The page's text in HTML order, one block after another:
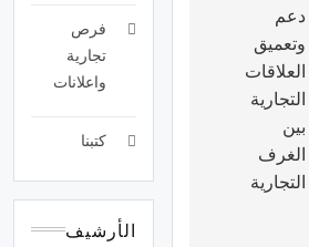
دعم
وتعميق
العلاقات
التجارية
بين
الغرف
التجارية
فرص
تجارية
واعلانات
كتبنا
الأرشيف